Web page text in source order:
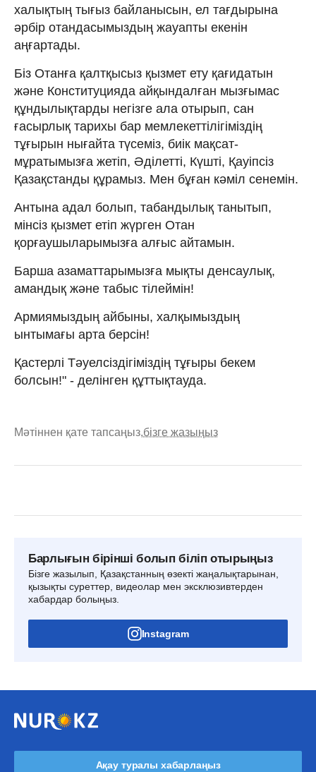
халықтың тығыз байланысын, ел тағдырына
әрбір отандасымыздың жауапты екенін
аңғартады.
Біз Отанға қалтқысыз қызмет ету қағидатын
және Конституцияда айқындалған мызғымас
құндылықтарды негізге ала отырып, сан
ғасырлық тарихы бар мемлекеттілігіміздің
тұғырын нығайта түсеміз, биік мақсат-
мұратымызға жетіп, Әділетті, Күшті, Қауіпсіз
Қазақстанды құрамыз. Мен бұған кәміл сенемін.
Антына адал болып, табандылық танытып,
мінсіз қызмет етіп жүрген Отан
қорғаушыларымызға алғыс айтамын.
Барша азаматтарымызға мықты денсаулық,
амандық және табыс тілеймін!
Армиямыздың айбыны, халқымыздың
ынтымағы арта берсін!
Қастерлі Тәуелсіздігіміздің тұғыры бекем
болсын!" - делінген құттықтауда.
Мәтіннен қате тапсаңыз,бізге жазыңыз
Барлығын бірінші болып біліп отырыңыз
Бізге жазылып, Қазақстанның өзекті жаңалықтарынан,
қызықты суреттер, видеолар мен эксклюзивтерден
хабардар болыңыз.
Instagram
Ақау туралы хабарлаңыз